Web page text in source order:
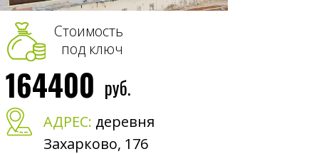
АДРЕС: деревня
Захарково, 176
Стоимость
под ключ
164400 руб.